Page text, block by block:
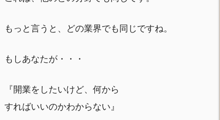
もっと言うと、どの業界でも同じですね。
もしあなたが・・・
『開業をしたいけど、何から
すればいいのかわからない』